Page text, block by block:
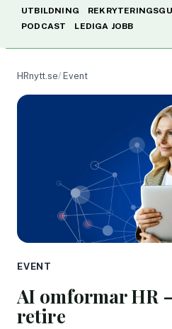
UTBILDNING
PODCAST
LEDIGA JOBB
HRnytt.se Event
EVENT
AI omformar HR
retire